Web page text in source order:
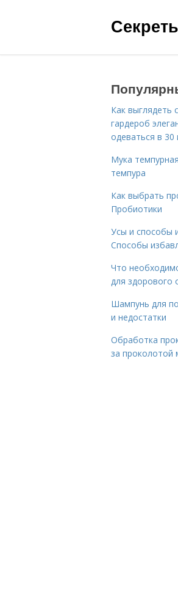
Как выглядеть
гардероб
одеваться в 30
Мука
темпура
Как выбрать
Пробиотики
Усы и способы
Способы
Что
для здорового
Шампунь для
и недостатки
Обработка
за проколотой